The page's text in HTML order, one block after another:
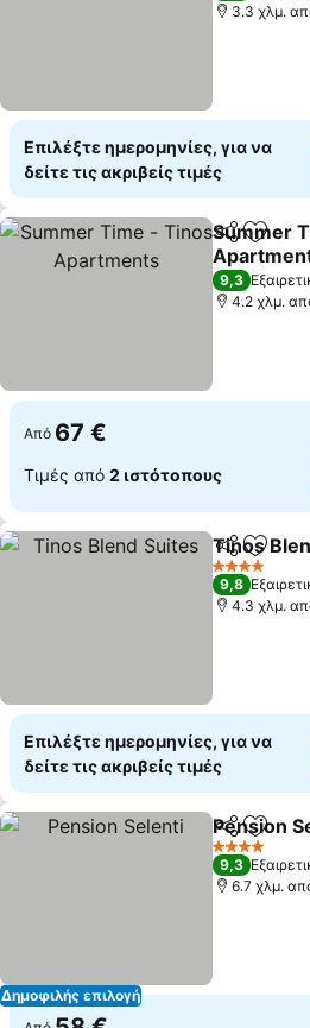
3.3 χλμ.
Επιλέξτε ημερομηνίες, για να
δείτε τις ακριβείς τιμές
Summer
9,3
4.2 χλμ.
Από 67 €
Τιμές από 2 ιστότοπους
Tinos
4 Αστέρια
9,8
4.3 χλμ.
Επιλέξτε ημερομηνίες, για να
δείτε τις ακριβείς τιμές
Δημοφιλής επιλογή
Pension
4 Αστέρια
9,3
6.7 χλμ.